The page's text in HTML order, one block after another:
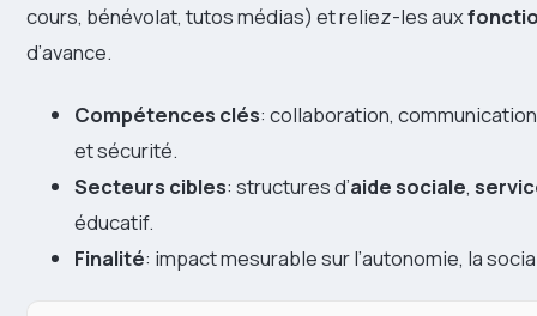
cours, bénévolat, tutos médias) et reliez-les aux
d’avance.
Compétences clés: collaboration,
et sécurité.
Secteurs cibles: structures d’aide sociale,
éducatif.
Finalité: impact mesurable sur l’autonomie, la